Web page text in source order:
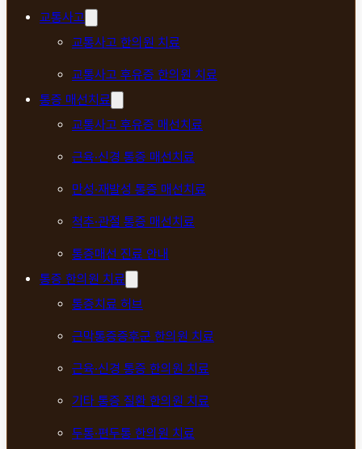
교통사고
교통사고 한의원 치료
교통사고 후유증 한의원 치료
통증 매선치료
교통사고 후유증 매선치료
근육·신경 통증 매선치료
만성·재발성 통증 매선치료
척추·관절 통증 매선치료
통증매선 진료 안내
통증 한의원 치료
통증치료 허브
근막통증증후군 한의원 치료
근육·신경 통증 한의원 치료
기타 통증 질환 한의원 치료
두통·편두통 한의원 치료